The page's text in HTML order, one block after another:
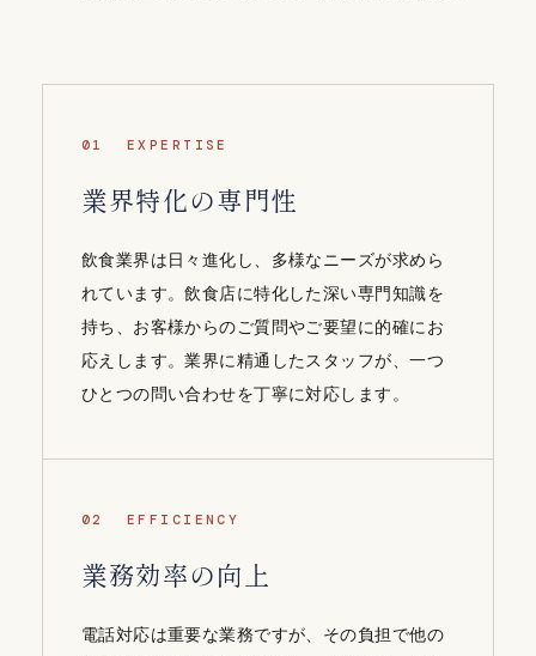
01 EXPERTISE
業界特化の専門性
飲食業界は日々進化し、多様なニーズが求めら
れています。飲食店に特化した深い専門知識を
持ち、お客様からのご質問やご要望に的確にお
応えします。業界に精通したスタッフが、一つ
ひとつの問い合わせを丁寧に対応します。
02 EFFICIENCY
業務効率の向上
電話対応は重要な業務ですが、その負担で他の